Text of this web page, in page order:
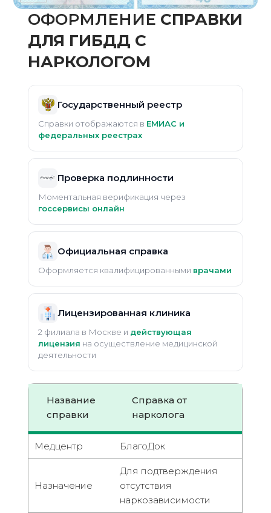
ОФОРМЛЕНИЕ CПРАВКИ
ДЛЯ ГИБДД С
НАРКОЛОГОМ
Государственный реестр
Справки отображаются в ЕМИАС и
федеральных реестрах
Проверка подлинности
Моментальная верификация через
госсервисы онлайн
Официальная справка
Оформляется квалифицированными врачами
Лицензированная клиника
2 филиала в Москве и действующая
лицензия на осуществление медицинской
деятельности
Название
справки
Справка от
нарколога
Медцентр БлагоДок
Назначение
Для подтверждения
отсутствия
наркозависимости